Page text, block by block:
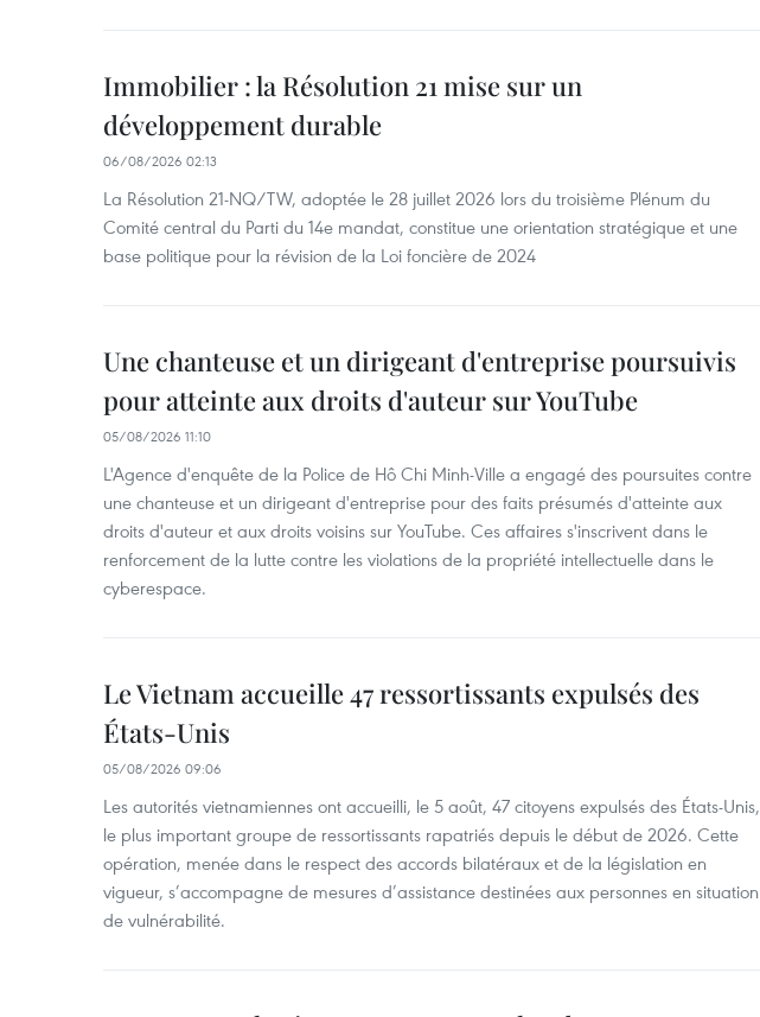
Immobilier : la Résolution 21 mise sur un
développement durable
06/08/2026 02:13
La Résolution 21-NQ/TW, adoptée le 28 juillet 2026 lors du troisième Plénum du
Comité central du Parti du 14e mandat, constitue une orientation stratégique et une
base politique pour la révision de la Loi foncière de 2024
Une chanteuse et un dirigeant d'entreprise poursuivis
pour atteinte aux droits d'auteur sur YouTube
05/08/2026 11:10
L'Agence d'enquête de la Police de Hô Chi Minh-Ville a engagé des poursuites contre
une chanteuse et un dirigeant d'entreprise pour des faits présumés d'atteinte aux
droits d'auteur et aux droits voisins sur YouTube. Ces affaires s'inscrivent dans le
renforcement de la lutte contre les violations de la propriété intellectuelle dans le
cyberespace.
Le Vietnam accueille 47 ressortissants expulsés des
États-Unis
05/08/2026 09:06
Les autorités vietnamiennes ont accueilli, le 5 août, 47 citoyens expulsés des États-Unis,
le plus important groupe de ressortissants rapatriés depuis le début de 2026. Cette
opération, menée dans le respect des accords bilatéraux et de la législation en
vigueur, s’accompagne de mesures d’assistance destinées aux personnes en situation
de vulnérabilité.